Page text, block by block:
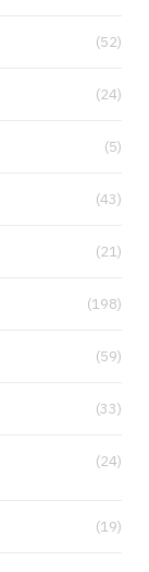
(52)
(24)
(5)
(43)
(21)
(198)
(59)
(33)
(24)
(19)